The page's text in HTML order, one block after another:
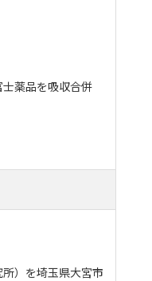
薬品を吸収合併
）を埼玉県大宮市